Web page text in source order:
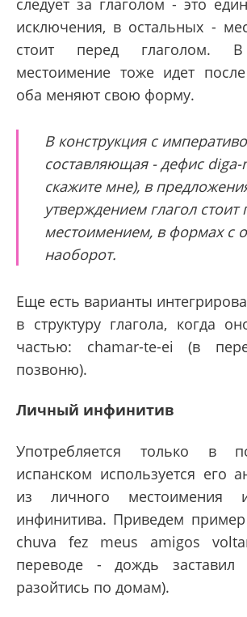
следует за глаголом - это
исключения, в остальных -
стоит перед глаголом. В
местоимение тоже идет
оба меняют свою форму.
В конструкция с
составляющая - дефис diga-
скажите мне), в
утверждением глагол стоит
местоимением, в формах с
наоборот.
Еще есть варианты
в структуру глагола, когда
частью: chamar-te-ei (в
позвоню).
Личный инфинитив
Употребляется только в
испанском используется его
из личного местоимения и
инфинитива. Приведем
chuva fez meus amigos
переводе - дождь заставил
разойтись по домам).